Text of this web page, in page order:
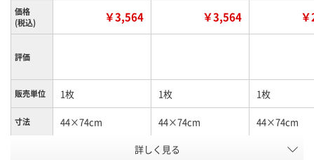
価格
(税込)
￥3,564 ￥3,564
評価
販売単位 1枚 1枚 1枚
寸法 44×74cm 44×74cm 44×74cm
ブラウン
詳しく見る